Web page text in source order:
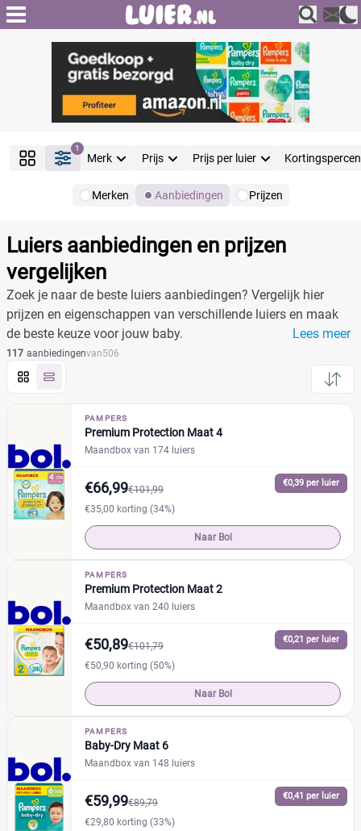
1
Merk Prijs Prijs per luier
Merken Aanbiedingen Prijzen
Filter Reset alle filters
Merk
Pampers (97)
Zwitsal
Albert Heijn (0)
Attitude
Bambo Nature (2)
(0)
Jumbo
Kruidvat (0)
Lupilu
(0)
(1)
Rascal + Friends
SweetCare (0)
Trekpleister
Prijs per luier
€
Kortingspercentage
Prijs
Luiers aanbiedingen en prijzen
vergelijken
Zoek je naar de beste luiers aanbiedingen? Vergelijk hier
prijzen en eigenschappen van verschillende luiers en maak
de beste keuze voor jouw baby.
Lees meer
117 aanbiedingenvan506
PAMPERS
Premium Protection Maat 4
Maandbox van 174 luiers
€0,39 per luier
€66,99€101,99
€35,00 korting (34%)
Naar Bol
PAMPERS
Premium Protection Maat 2
Maandbox van 240 luiers
€0,21 per luier
€50,89€101,79
€50,90 korting (50%)
Naar Bol
PAMPERS
Baby-Dry Maat 6
Maandbox van 148 luiers
€0,41 per luier
€59,99€89,79
€29,80 korting (33%)